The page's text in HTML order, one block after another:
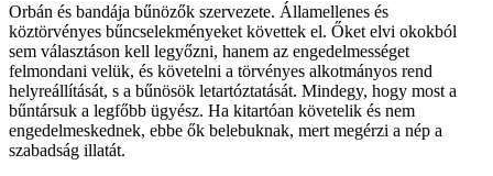
Orbán és bandája bűnözők szervezete. Államellenes és
köztörvényes bűncselekményeket követtek el. Őket elvi okokból
sem választáson kell legyőzni, hanem az engedelmességet
felmondani velük, és követelni a törvényes alkotmányos rend
helyreállítását, s a bűnösök letartóztatását. Mindegy, hogy most a
bűntársuk a legfőbb ügyész. Ha kitartóan követelik és nem
engedelmeskednek, ebbe ők belebuknak, mert megérzi a nép a
szabadság illatát.